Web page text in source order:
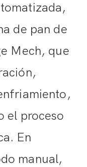
de pan de
Mech, que
el proceso
En
manual,